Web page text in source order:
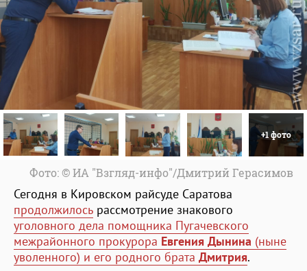
+1 фото
Фото: © ИА "Взгляд-инфо"/Дмитрий Герасимов
Сегодня в Кировском райсуде Саратова
продолжилось рассмотрение знакового
уголовного дела помощника Пугачевского
межрайонного прокурора Евгения Дынина (ныне
уволенного) и его родного брата Дмитрия.